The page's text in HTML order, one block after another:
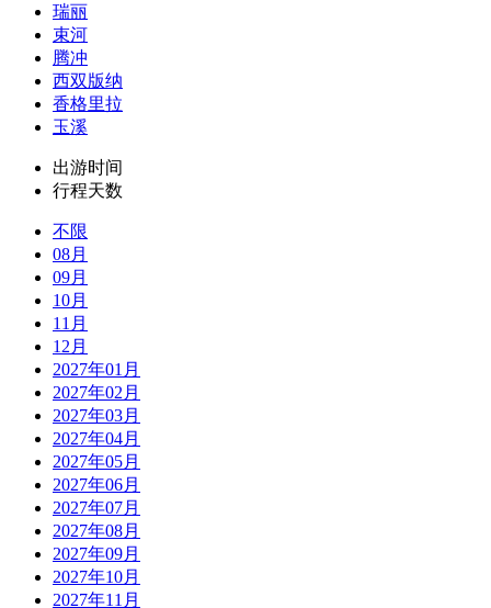
瑞丽
束河
腾冲
西双版纳
香格里拉
玉溪
出游时间
行程天数
不限
08月
09月
10月
11月
12月
2027年01月
2027年02月
2027年03月
2027年04月
2027年05月
2027年06月
2027年07月
2027年08月
2027年09月
2027年10月
2027年11月